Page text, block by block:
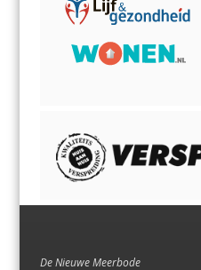
De Nieuwe Meerbode